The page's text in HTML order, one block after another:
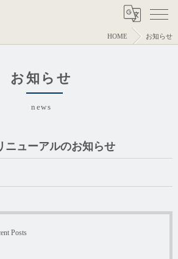
HOME お知らせ
お知らせ
news
ニューアルのお知らせ
Posts